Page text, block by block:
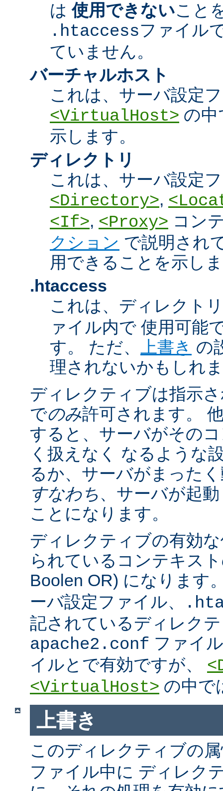
は使用できないこと
.htaccessファイル
ていません。
バーチャルホスト
これは、サーバ設定
<VirtualHost> の中
示します。
ディレクトリ
これは、サーバ設定
<Directory>,
<If>, <Proxy> コン
クション で説明され
用できることを示し
.htaccess
これは、ディレクトリ
ァイル内で 使用可能
す。 ただ、
上書き の
理されないかもしれ
ディレクティブは指示
でのみ許可されます。
すると、サーバがその
く扱えなく なるような
るか、サーバがまった
すなわち、サーバが起
ことになります。
ディレクティブの有効
られているコンテキス
Boolen OR) になります
ーバ設定ファイル、
記されているディレク
apache2.conf ファイ
イルとで有効ですが、
<VirtualHost> の中で
上書き
このディレクティブの
ファイル中に ディレク